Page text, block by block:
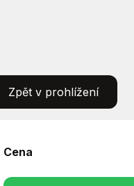
Zpět v prohlížení
Cena